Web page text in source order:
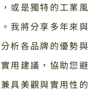
或是獨特的工業
我將分享多年來
析各品牌的優勢
用建議，協助您
具美觀與實用性